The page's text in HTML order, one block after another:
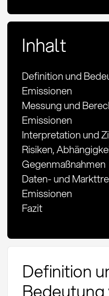
Inhalt
Definition und
Emissionen
Messung und
Emissionen
Interpretation und
Risiken,
Gegenmaßnahmen
Daten- und
Emissionen
Fazit
Definition